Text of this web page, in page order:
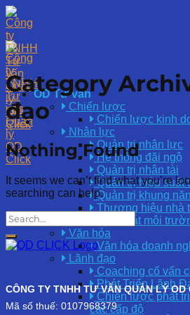
Skip
to
content
OD Tư vấn
Chiến lược
Chiến lược kinh
Nhân lực
Quản trị nhân lực
Hệ thống đãi ngộ
Quản trị nhân tài
Quản trị hiệu suất
Quản trị khung
Thương hiệu nhà
Khảo sát môi
Văn hóa
Văn hóa doanh
Lãnh đạo
Coaching cố vấn
Phát Triển Lãnh
Chiến lược phát
các cấp độ
Category
đạo
Nothing Found
It seems we can’t find what you’re
searching can help.
CÔNG TY TNHH TƯ VẤN QUẢN LÝ OD
Mã số thuế: 0107968379